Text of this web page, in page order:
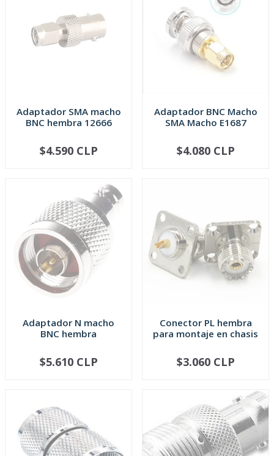
Adaptador SMA macho
BNC hembra 12666
AGOTADO
$4.590 CLP
Adaptador BNC Macho
SMA Macho E1687
AGOTADO
$4.080 CLP
Adaptador N macho
BNC hembra
AGOTADO
$5.610 CLP
Conector PL hembra
para montaje en chasis
AGOTADO
$3.060 CLP